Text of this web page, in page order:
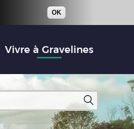
OK
Vivre à Gravelines